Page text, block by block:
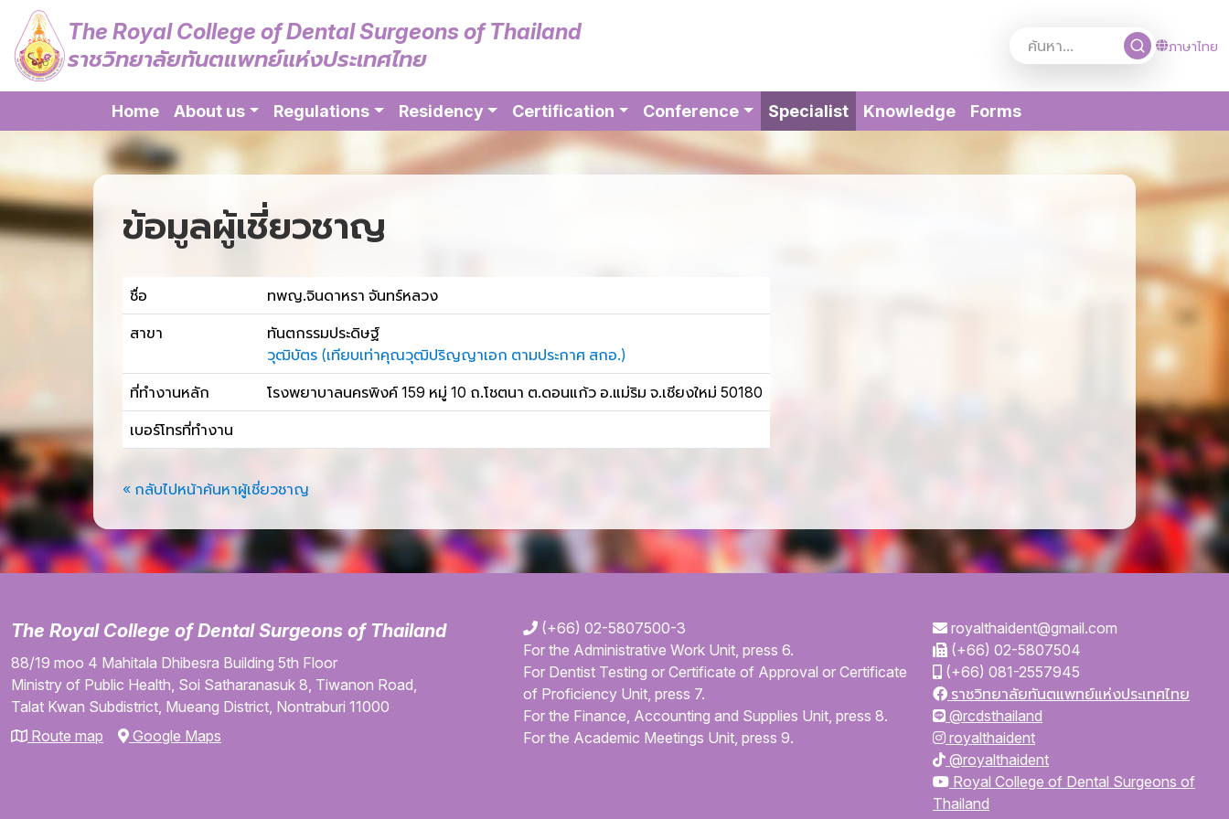
The Royal College of Dental Surgeons of Thailand
ราชวิทยาลัยทันตแพทย์แห่งประเทศไทย
ภาษาไทย
Home About us Regulations Residency Certification Conference Specialist(current)
Knowledge Forms
ข้อมูลผู้เชี่ยวชาญ
ชื่อ ทพญ.จินดาหรา จันทร์หลวง
สาขา
ทันตกรรมประดิษฐ์
วุฒิบัตร (เทียบเท่าคุณวุฒิปริญญาเอก ตามประกาศ สกอ.)
ที่ทำงานหลัก โรงพยาบาลนครพิงค์ 159 หมู่ 10 ถ.โชตนา ต.ดอนแก้ว อ.แม่ริม จ.เชียงใหม่ 50180
เบอร์โทรที่ทำงาน
« กลับไปหน้าค้นหาผู้เชี่ยวชาญ
The Royal College of Dental Surgeons of Thailand
88/19 moo 4 Mahitala Dhibesra Building 5th Floor
Ministry of Public Health, Soi Satharanasuk 8, Tiwanon Road,
Talat Kwan Subdistrict, Mueang District, Nontraburi 11000
Route map
Google Maps
(+66) 02-5807500-3
For the Administrative Work Unit, press 6.
For Dentist Testing or Certificate of Approval or Certificate
of Proficiency Unit, press 7.
For the Finance, Accounting and Supplies Unit, press 8.
For the Academic Meetings Unit, press 9.
royalthaident@gmail.com
(+66) 02-5807504
(+66) 081-2557945
ราชวิทยาลัยทันตแพทย์แห่งประเทศไทย
@rcdsthailand
royalthaident
@royalthaident
Royal College of Dental Surgeons of
Thailand